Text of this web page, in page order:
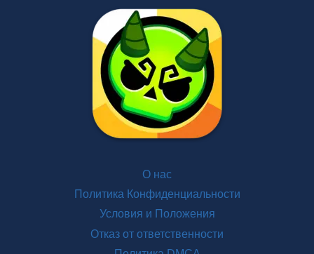
О нас
Политика Конфиденциальности
Условия и Положения
Отказ от ответственности